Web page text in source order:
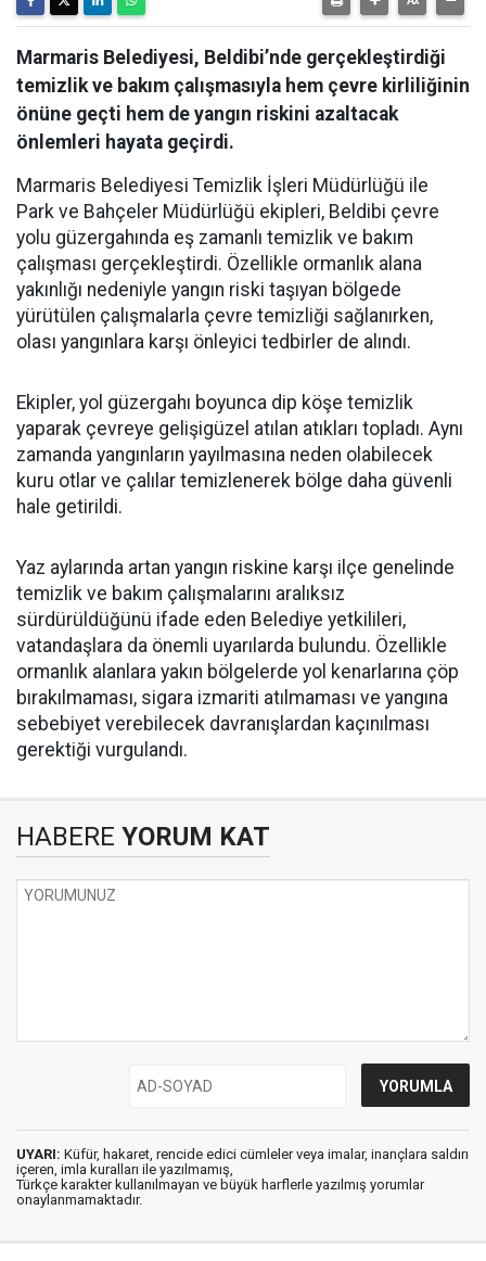
Marmaris Belediyesi, Beldibi’nde gerçekleştirdiği
temizlik ve bakım çalışmasıyla hem çevre kirliliğinin
önüne geçti hem de yangın riskini azaltacak
önlemleri hayata geçirdi.
Marmaris Belediyesi Temizlik İşleri Müdürlüğü ile
Park ve Bahçeler Müdürlüğü ekipleri, Beldibi çevre
yolu güzergahında eş zamanlı temizlik ve bakım
çalışması gerçekleştirdi. Özellikle ormanlık alana
yakınlığı nedeniyle yangın riski taşıyan bölgede
yürütülen çalışmalarla çevre temizliği sağlanırken,
olası yangınlara karşı önleyici tedbirler de alındı.
Ekipler, yol güzergahı boyunca dip köşe temizlik
yaparak çevreye gelişigüzel atılan atıkları topladı. Aynı
zamanda yangınların yayılmasına neden olabilecek
kuru otlar ve çalılar temizlenerek bölge daha güvenli
hale getirildi.
Yaz aylarında artan yangın riskine karşı ilçe genelinde
temizlik ve bakım çalışmalarını aralıksız
sürdürüldüğünü ifade eden Belediye yetkilileri,
vatandaşlara da önemli uyarılarda bulundu. Özellikle
ormanlık alanlara yakın bölgelerde yol kenarlarına çöp
bırakılmaması, sigara izmariti atılmaması ve yangına
sebebiyet verebilecek davranışlardan kaçınılması
gerektiği vurgulandı.
HABERE YORUM KAT
UYARI: Küfür, hakaret, rencide edici cümleler veya imalar, inançlara saldırı
içeren, imla kuralları ile yazılmamış,
Türkçe karakter kullanılmayan ve büyük harflerle yazılmış yorumlar
onaylanmamaktadır.